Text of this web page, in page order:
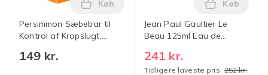
Persimmon Sæbebar til
Kontrol af Kropslugt,
Deodoriserende
149 kr.
Læg Persimmon Sæbebar til Kontrol af
Køb
Jean Paul Gaultier Le
Beau 125ml Eau de
Gold A benchmark
241 kr.
Tidligere laveste pris: 252 kr.
Læg Jean
Køb